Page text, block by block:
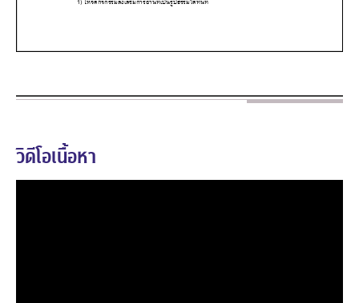
วิดีโอเนื้อหา